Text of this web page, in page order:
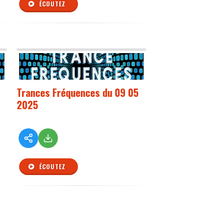
ÉCOUTEZ
Trances Fréquences du 09 05
2025
ÉCOUTEZ